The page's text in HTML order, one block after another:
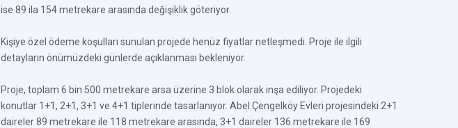
ise 89 ila 154 metrekare arasında değişiklik göteriyor.
Kişiye özel ödeme koşulları sunulan projede henüz fiyatlar netleşmedi. Proje ile ilgili
detayların önümüzdeki günlerde açıklanması bekleniyor.
Proje, toplam 6 bin 500 metrekare arsa üzerine 3 blok olarak inşa ediliyor. Projedeki
konutlar 1+1, 2+1, 3+1 ve 4+1 tiplerinde tasarlanıyor. Abel Çengelköy Evleri projesindeki 2+1
daireler 89 metrekare ile 118 metrekare arasında, 3+1 daireler 136 metrekare ile 169